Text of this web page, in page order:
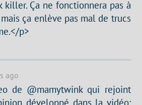
killer. Ça ne fonctionnera pas à
ça enlève pas mal de trucs
p>
ago
de @mamytwink qui rejoint
développé dans la vidéo: